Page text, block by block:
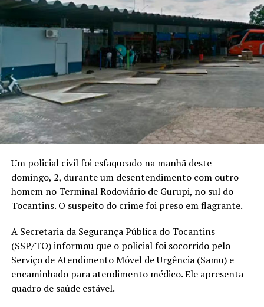
Um policial civil foi esfaqueado na manhã deste
domingo, 2, durante um desentendimento com outro
homem no Terminal Rodoviário de Gurupi, no sul do
Tocantins. O suspeito do crime foi preso em flagrante.
A Secretaria da Segurança Pública do Tocantins
(SSP/TO) informou que o policial foi socorrido pelo
Serviço de Atendimento Móvel de Urgência (Samu) e
encaminhado para atendimento médico. Ele apresenta
quadro de saúde estável.